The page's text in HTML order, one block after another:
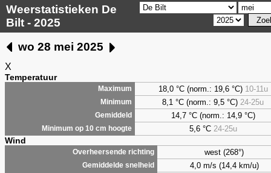
Weerstatistieken De
Bilt - 2025
wo 28 mei 2025
X
Temperatuur
Maximum 18,0 °C (norm.: 19,6 °C) 10-11u
Minimum 8,1 °C (norm.: 9,5 °C) 24-25u
Gemiddeld 14,7 °C (norm.: 14,9 °C)
Minimum op 10 cm hoogte 5,6°C 24-25u
Wind
Overheersende richting west (268°)
Gemiddelde snelheid 4,0 m/s (14,4 km/u)